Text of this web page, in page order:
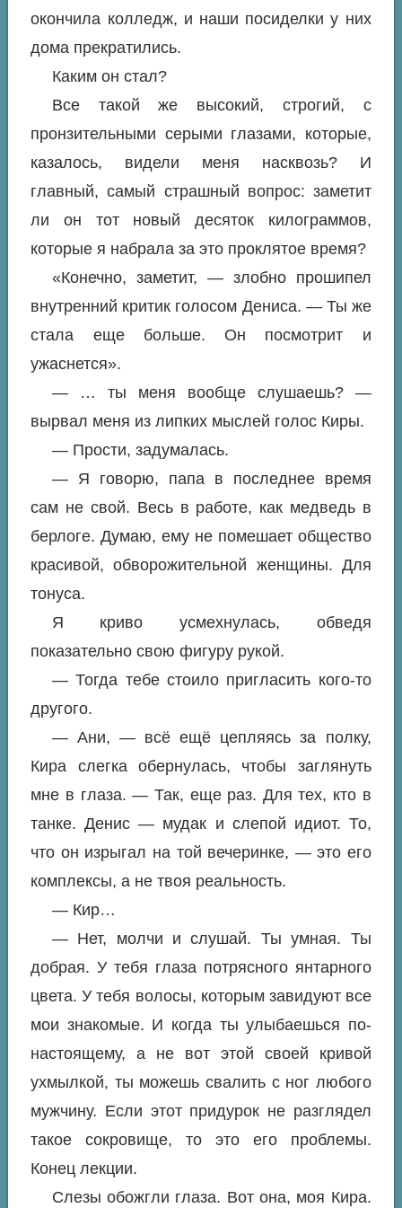
окончила колледж, и наши посиделки у них
дома прекратились.
Каким он стал?
Все такой же высокий, строгий, с
пронзительными серыми глазами, которые,
казалось, видели меня насквозь? И
главный, самый страшный вопрос: заметит
ли он тот новый десяток килограммов,
которые я набрала за это проклятое время?
«Конечно, заметит, — злобно прошипел
внутренний критик голосом Дениса. — Ты же
стала еще больше. Он посмотрит и
ужаснется».
— … ты меня вообще слушаешь? —
вырвал меня из липких мыслей голос Киры.
— Прости, задумалась.
— Я говорю, папа в последнее время
сам не свой. Весь в работе, как медведь в
берлоге. Думаю, ему не помешает общество
красивой, обворожительной женщины. Для
тонуса.
Я криво усмехнулась, обведя
показательно свою фигуру рукой.
— Тогда тебе стоило пригласить кого-то
другого.
— Ани, — всё ещё цепляясь за полку,
Кира слегка обернулась, чтобы заглянуть
мне в глаза. — Так, еще раз. Для тех, кто в
танке. Денис — мудак и слепой идиот. То,
что он изрыгал на той вечеринке, — это его
комплексы, а не твоя реальность.
— Кир…
— Нет, молчи и слушай. Ты умная. Ты
добрая. У тебя глаза потрясного янтарного
цвета. У тебя волосы, которым завидуют все
мои знакомые. И когда ты улыбаешься по-
настоящему, а не вот этой своей кривой
ухмылкой, ты можешь свалить с ног любого
мужчину. Если этот придурок не разглядел
такое сокровище, то это его проблемы.
Конец лекции.
Слезы обожгли глаза. Вот она, моя Кира.